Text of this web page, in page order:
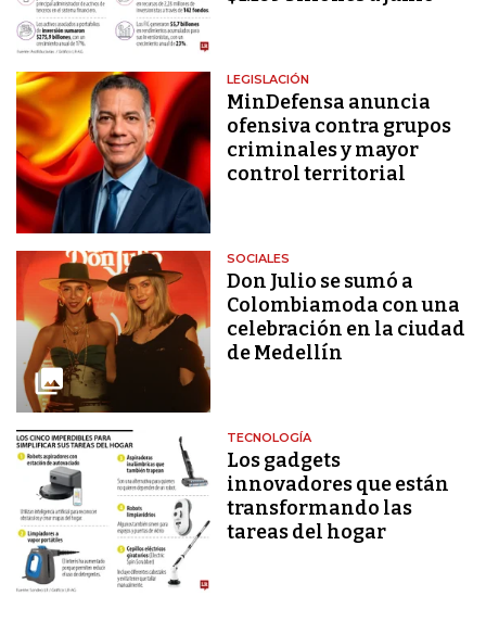
LEGISLACIÓN
MinDefensa anuncia
ofensiva contra grupos
criminales y mayor
control territorial
SOCIALES
Don Julio se sumó a
Colombiamoda con una
celebración en la ciudad
de Medellín
TECNOLOGÍA
Los gadgets
innovadores que están
transformando las
tareas del hogar